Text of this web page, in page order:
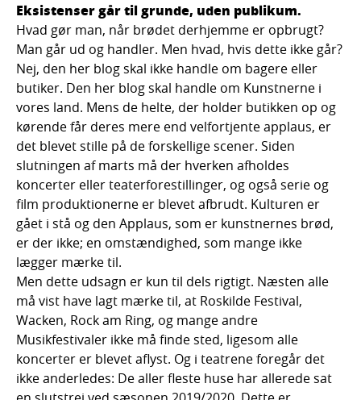
Eksistenser går til grunde, uden publikum.
Hvad gør man, når brødet derhjemme er opbrugt?
Man går ud og handler. Men hvad, hvis dette ikke går?
Nej, den her blog skal ikke handle om bagere eller
butiker. Den her blog skal handle om Kunstnerne i
vores land. Mens de helte, der holder butikken op og
kørende får deres mere end velfortjente applaus, er
det blevet stille på de forskellige scener. Siden
slutningen af marts må der hverken afholdes
koncerter eller teaterforestillinger, og også serie og
film produktionerne er blevet afbrudt. Kulturen er
gået i stå og den Applaus, som er kunstnernes brød,
er der ikke; en omstændighed, som mange ikke
lægger mærke til.
Men dette udsagn er kun til dels rigtigt. Næsten alle
må vist have lagt mærke til, at Roskilde Festival,
Wacken, Rock am Ring, og mange andre
Musikfestivaler ikke må finde sted, ligesom alle
koncerter er blevet aflyst. Og i teatrene foregår det
ikke anderledes: De aller fleste huse har allerede sat